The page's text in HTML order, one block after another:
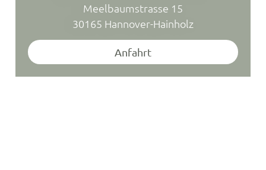
Meelbaumstrasse 15
30165 Hannover-Hainholz
Anfahrt